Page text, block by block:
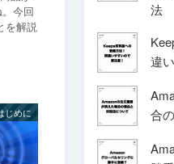
今回
を解説
じめに
法
違
合